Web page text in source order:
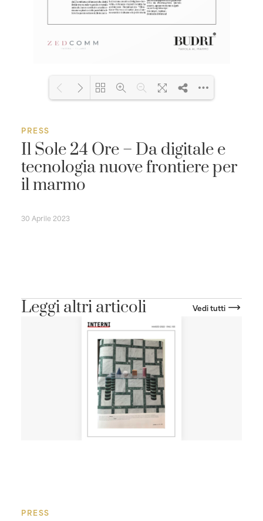
PRESS
Il Sole 24 Ore – Da digitale e
tecnologia nuove frontiere per
il marmo
30 Aprile 2023
Leggi altri articoli Vedi tutti
PRESS